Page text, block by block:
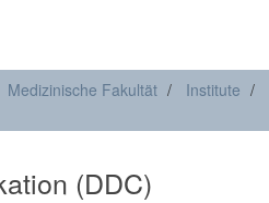
Medizinische Fakultät Institute
(DDC)